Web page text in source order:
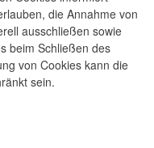
die Annahme von
ausschließen sowie
beim Schließen des
von Cookies kann die
sein.